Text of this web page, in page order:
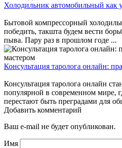
Холодильник автомобильный как
Бытовой компрессорный
победить, такшта будем вести
пыва. Пару раз в прошлом годе ...
Консультация таролога онлайн:
Консультация таролога онлайн
популярной в современном мире,
перестают быть преградами для
Добавить комментарий
Ваш e-mail не будет опубликован.
Имя